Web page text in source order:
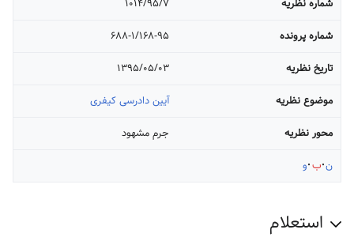
شماره پرونده
۶۸۸-۱/۱۶۸-۹۵
تاریخ نظریه
۱۳۹۵/۰۵/۰۳
موضوع نظریه
آیین دادرسی کیفری
محور نظریه
جرم مشهود
ن ب و
استعلام